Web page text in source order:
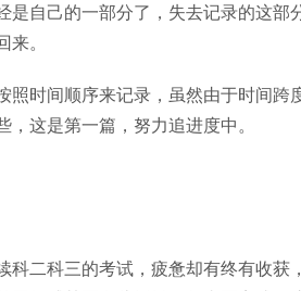
是自己的一部分了，失去记录的这部
。
照时间顺序来记录，虽然由于时间跨
这是第一篇，努力追进度中。
科二科三的考试，疲惫却有终有收获